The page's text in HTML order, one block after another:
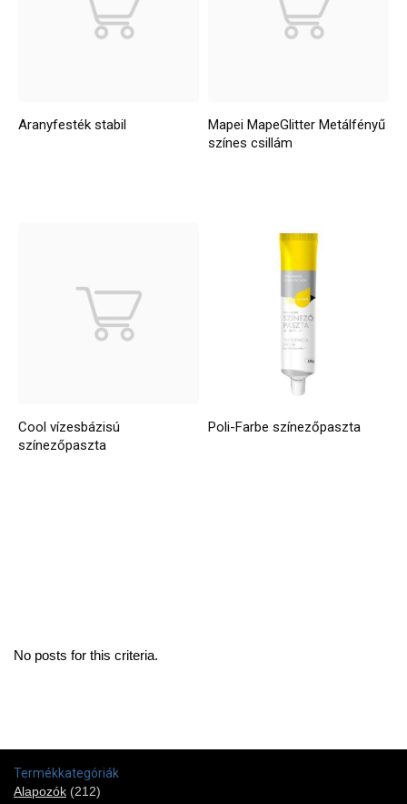
Aranyfesték stabil
Mapei MapeGlitter Metálfényű
színes csillám
Cool vízesbázisú
színezőpaszta
Poli-Farbe színezőpaszta
No posts for this criteria.
Termékkategóriák
Alapozók (212)